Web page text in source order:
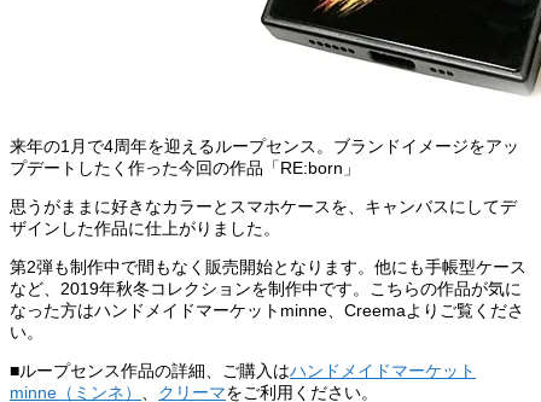
来年の1月で4周年を迎えるループセンス。ブランドイメージをアッ
プデートしたく作った今回の作品「RE:born」
思うがままに好きなカラーとスマホケースを、キャンバスにしてデ
ザインした作品に仕上がりました。
第2弾も制作中で間もなく販売開始となります。他にも手帳型ケース
など、2019年秋冬コレクションを制作中です。こちらの作品が気に
なった方はハンドメイドマーケットminne、Creemaよりご覧くださ
い。
■ループセンス作品の詳細、ご購入はハンドメイドマーケット
minne（ミンネ）
クリーマをご利用ください。